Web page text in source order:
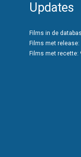
Updates
Films in de
Films met release:
Films met recette: